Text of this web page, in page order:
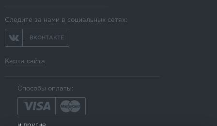
Следите за нами в социальных сетях:
ВКОНТАКТЕ
Карта сайта
Способы оплаты: